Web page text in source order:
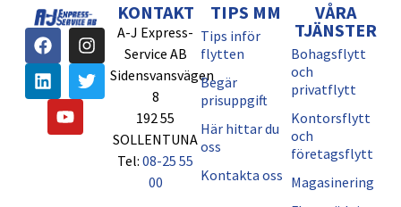
KONTAKT
A-J Express-
Service AB
Sidensvansvägen
8
192 55
SOLLENTUNA
Tel:08-25 55
00
TIPS MM
Tips inför
flytten
Begär
prisuppgift
Här hittar du
oss
Kontakta oss
VÅRA
TJÄNSTER
Bohagsflytt
och
privatflytt
Kontorsflytt
och
företagsflytt
Magasinering